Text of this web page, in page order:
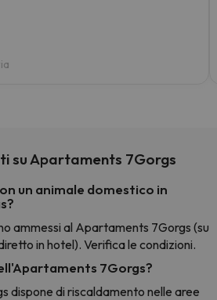
su Apartaments 7Gorgs
un animale domestico in
ammessi al Apartaments 7Gorgs (su
in hotel). Verifica le condizioni.
7Gorgs?
dispone di riscaldamento nelle aree